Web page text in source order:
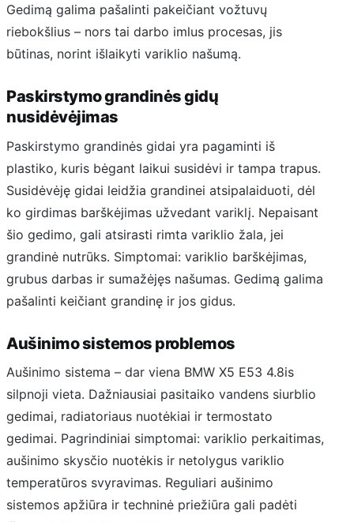
Gedimą galima pašalinti pakeičiant vožtuvų
riebokšlius – nors tai darbo imlus procesas, jis
būtinas, norint išlaikyti variklio našumą.
Paskirstymo grandinės gidų
nusidėvėjimas
Paskirstymo grandinės gidai yra pagaminti iš
plastiko, kuris bėgant laikui susidėvi ir tampa trapus.
Susidėvėję gidai leidžia grandinei atsipalaiduoti, dėl
ko girdimas barškėjimas užvedant variklį. Nepaisant
šio gedimo, gali atsirasti rimta variklio žala, jei
grandinė nutrūks. Simptomai: variklio barškėjimas,
grubus darbas ir sumažėjęs našumas. Gedimą galima
pašalinti keičiant grandinę ir jos gidus.
Aušinimo sistemos problemos
Aušinimo sistema – dar viena BMW X5 E53 4.8is
silpnoji vieta. Dažniausiai pasitaiko vandens siurblio
gedimai, radiatoriaus nuotėkiai ir termostato
gedimai. Pagrindiniai simptomai: variklio perkaitimas,
aušinimo skysčio nuotėkis ir netolygus variklio
temperatūros svyravimas. Reguliari aušinimo
sistemos apžiūra ir techninė priežiūra gali padėti